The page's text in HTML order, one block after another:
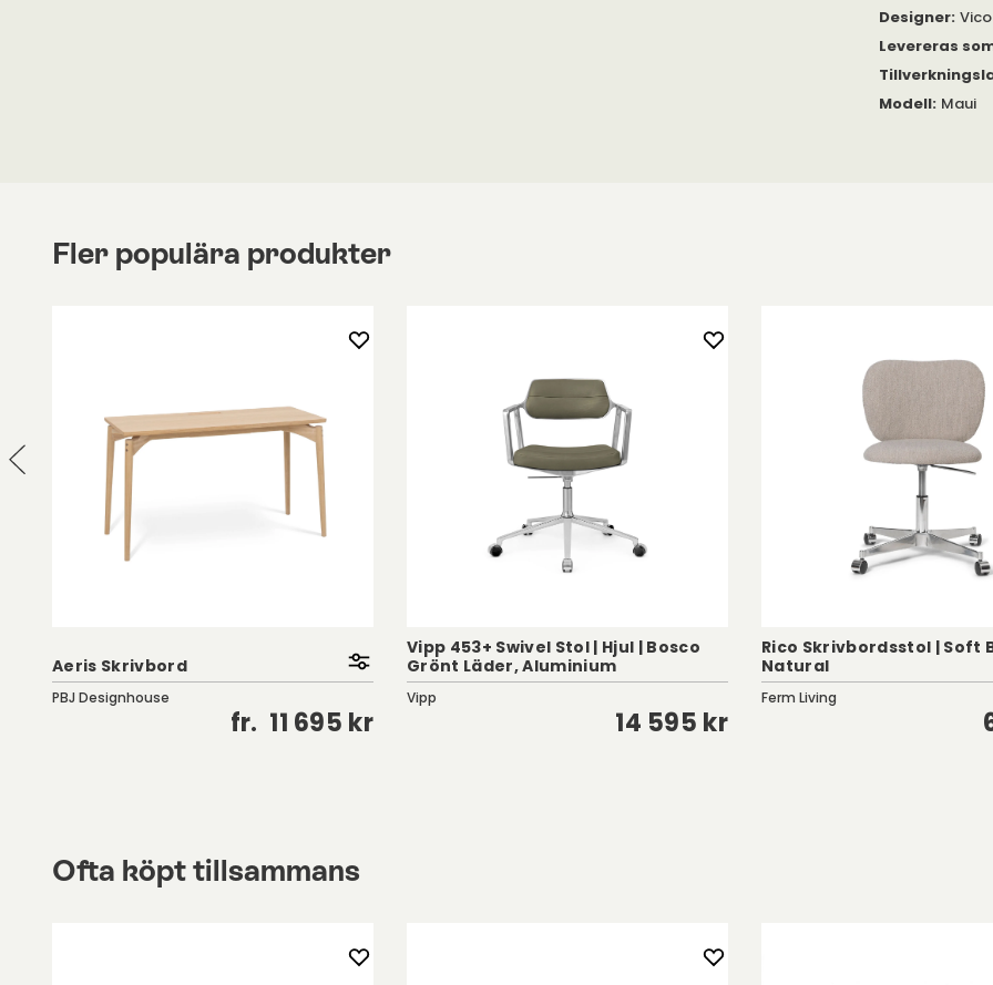
Designer:
Levereras
Modell: Maui
Fler populära produkter
Aeris Skrivbord
PBJ Designhouse
fr. 11 695 kr
Vipp 453+ Swivel Stol | Hjul | Bosco
Grönt Läder, Aluminium
Vipp
14 595 kr
Rico Skrivbordsstol | Soft
Natural
Ferm Living
Ofta köpt tillsammans